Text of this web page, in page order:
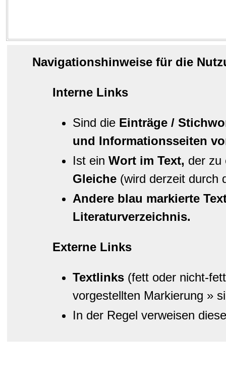
Navigationshinweise für die
Interne Links
Sind die Einträge /
und Informationsseiten
Ist ein Wort im Text, der zu
Gleiche (wird derzeit durch
Andere blau markierte
Literaturverzeichnis.
Externe Links
Textlinks (fett oder nicht-
vorgestellten Markierung »
In der Regel verweisen